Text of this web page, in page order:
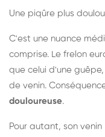
Une piqûre plus
C'est une nuance
comprise. Le frelon
que celui d'une
de venin.
douloureuse.
Pour autant, son